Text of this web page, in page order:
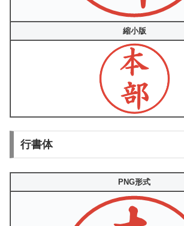
縮小版
行書体
PNG形式